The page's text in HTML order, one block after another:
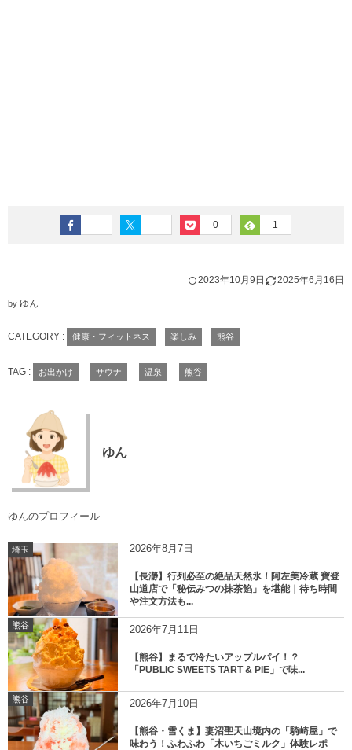
0 1
2023年10月9日 2025年6月16日
by ゆん
CATEGORY : 健康・フィットネス 楽しみ 熊谷
TAG : お出かけ サウナ 温泉 熊谷
ゆん
ゆんのプロフィール
埼玉 2026年8月7日
【長瀞】行列必至の絶品天然氷！阿左美冷蔵 寶登
山道店で「秘伝みつの抹茶餡」を堪能｜待ち時間
や注文方法も...
熊谷 2026年7月11日
【熊谷】まるで冷たいアップルパイ！？
「PUBLIC SWEETS TART & PIE」で味...
熊谷 2026年7月10日
【熊谷・雪くま】妻沼聖天山境内の「騎崎屋」で
味わう！ふわふわ「木いちごミルク」体験レポ